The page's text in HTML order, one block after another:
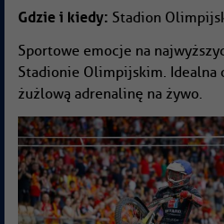
Gdzie i kiedy: Stadion
Sportowe emocje na
Stadionie Olimpijskim. Idealna
żużlową adrenalinę na żywo.